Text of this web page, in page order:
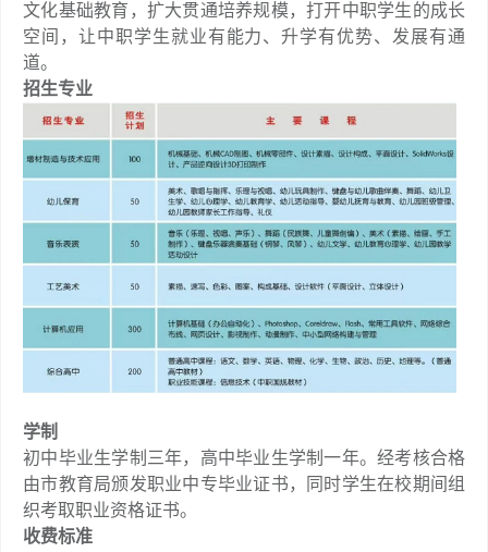
文化基础教育，扩大贯通培养规模，打开中职学生的成长
空间，让中职学生就业有能力、升学有优势、发展有通
道。
招生专业
学制
初中毕业生学制三年，高中毕业生学制一年。经考核合格
由市教育局颁发职业中专毕业证书，同时学生在校期间组
织考取职业资格证书。
收费标准